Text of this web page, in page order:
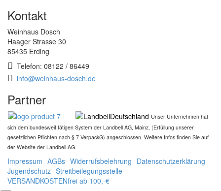
Kontakt
Weinhaus Dosch
Haager Strasse 30
85435 Erding
Telefon: 08122 / 86449
info@weinhaus-dosch.de
Partner
Unser Unternehmen hat
sich dem bundesweit tätigen System der Landbell AG, Mainz, (Erfüllung unserer
gesetzlichen Pflichten nach § 7 VerpackG) angeschlossen. Weitere Infos finden Sie auf
der Website der Landbell AG.
Impressum AGBs Widerrufsbelehrung Datenschutzerklärung
Jugendschutz Streitbeilegungsstelle
VERSANDKOSTENfrei ab 100,-€